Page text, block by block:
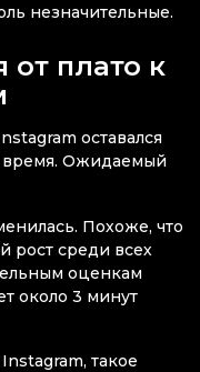
незначительные.
от плато к
оставался
время. Ожидаемый
Похоже, что
рост среди всех
оценкам
около 3 минут
такое